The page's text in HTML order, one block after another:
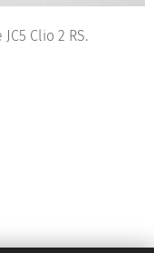
Clio 2 RS.